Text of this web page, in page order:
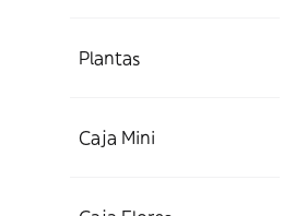
Plantas
Caja Mini